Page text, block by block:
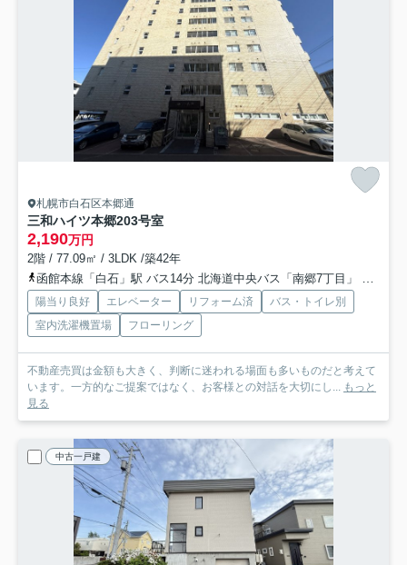
札幌市白石区本郷通
三和ハイツ本郷203号室
2,190万円
2階 / 77.09㎡ / 3LDK /築42年
函館本線「白石」駅 バス14分 北海道中央バス「南郷7丁目」 停歩8分
陽当り良好 エレベーター リフォーム済
バス・トイレ別
室内洗濯機置場
フローリング
不動産売買は金額も大きく、判断に迷われる場面も多いものだと考えて
います。一方的なご提案ではなく、お客様との対話を大切にし... もっと
見る
中古一戸建